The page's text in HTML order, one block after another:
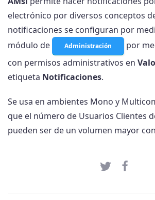
electrónico por diversos conceptos
notificaciones se configuran por
módulo de
Administración
por
con permisos administrativos en
etiqueta Notificaciones.
Se usa en ambientes Mono y
que el número de Usuarios Clientes
pueden ser de un volumen mayor